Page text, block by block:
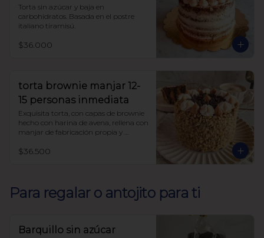
Torta sin azúcar y baja en
carbohidratos. Basada en el postre
italiano tiramisú.
$36.000
torta brownie manjar 12-
15 personas inmediata
Exquisita torta, con capas de brownie
hecho con harina de avena, rellena con
manjar de fabricación propia y
endulzado con alulosa.
$36.500
Para regalar o antojito para ti
Barquillo sin azúcar